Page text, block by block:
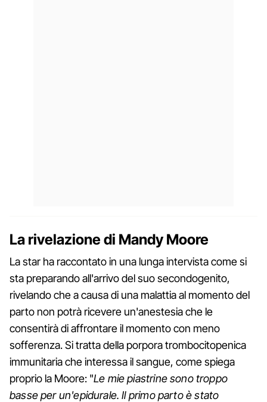
La rivelazione di Mandy Moore
La star ha raccontato in una lunga intervista come si
sta preparando all'arrivo del suo secondogenito,
rivelando che a causa di una malattia al momento del
parto non potrà ricevere un'anestesia che le
consentirà di affrontare il momento con meno
sofferenza. Si tratta della porpora trombocitopenica
immunitaria che interessa il sangue, come spiega
proprio la Moore: "Le mie piastrine sono troppo
basse per un'epidurale. Il primo parto è stato